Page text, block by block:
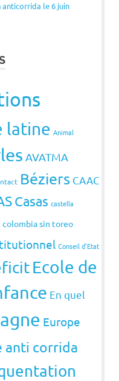
anticorrida le 6 juin
latine Animal
AVATMA
Béziers CAAC
Casas castella
colombia sin toreo
Conseil d'Etat
Ecole de
En quel
Europe
anti corrida